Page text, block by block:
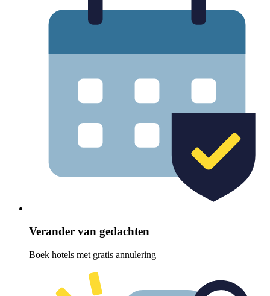
Verander van gedachten
Boek hotels met gratis annulering